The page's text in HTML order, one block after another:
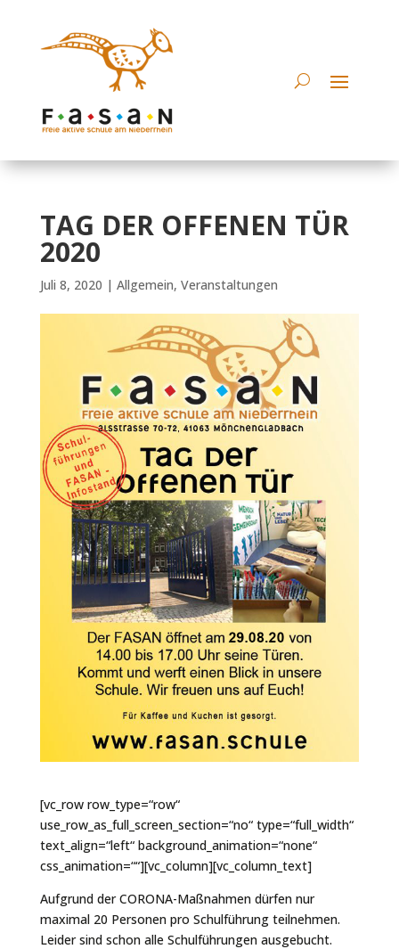
TAG DER OFFENEN TÜR
2020
Juli 8, 2020 | Allgemein, Veranstaltungen
[vc_row row_type=“row“
use_row_as_full_screen_section=“no“ type=“full_width“
text_align=“left“ background_animation=“none“
css_animation=““][vc_column][vc_column_text]
Aufgrund der CORONA-Maßnahmen dürfen nur
maximal 20 Personen pro Schulführung teilnehmen.
Leider sind schon alle Schulführungen ausgebucht.